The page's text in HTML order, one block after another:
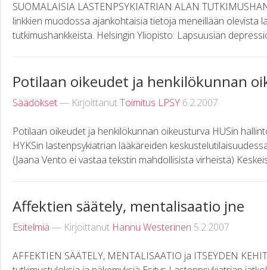
SUOMALAISIA LASTENPSYKIATRIAN ALAN
linkkien muodossa ajankohtaisia tietoja meneillään olevista
tutkimushankkeista. Helsingin Yliopisto: Lapsuusiän
Potilaan oikeudet ja henkilökunnan
Säädökset— KirjoittanutToimitus LPSY 6.2.2007
Potilaan oikeudet ja henkilökunnan oikeusturva HUSin
HYKSin lastenpsykiatrian lääkäreiden
(Jaana Vento ei vastaa tekstin mahdollisista virheistä)
Affektien säätely, mentalisaatio jne
Esitelmiä — Kirjoittanut Hannu Westerinen 5.2.2007
AFFEKTIEN SÄÄTELY, MENTALISAATIO ja ITSEYDEN